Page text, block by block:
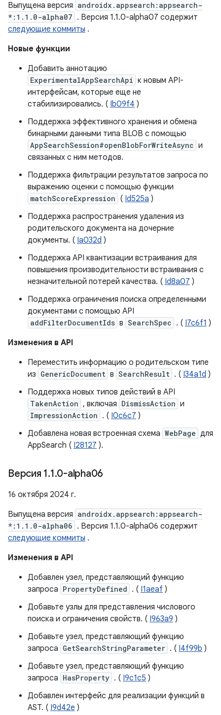
Выпущена версия androidx.appsearch:appsearch-
*:1.1.0-alpha07 . Версия 1.1.0-alpha07 содержит
следующие коммиты .
Новые функции
Добавить аннотацию
ExperimentalAppSearchApi к новым API-
интерфейсам, которые еще не
стабилизировались. ( Ib09f4 )
Поддержка эффективного хранения и обмена
бинарными данными типа BLOB с помощью
AppSearchSession#openBlobForWriteAsync и
связанных с ним методов.
Поддержка фильтрации результатов запроса по
выражению оценки с помощью функции
matchScoreExpression ( Id525a )
Поддержка распространения удаления из
родительского документа на дочерние
документы. ( Ia032d )
Поддержка API квантизации встраивания для
повышения производительности встраивания с
незначительной потерей качества. ( Id8a07 )
Поддержка ограничения поиска определенными
документами с помощью API
addFilterDocumentIds в SearchSpec . ( I7c6f1 )
Изменения в API
Переместить информацию о родительском типе
из GenericDocument в SearchResult . ( I34a1d )
Поддержка новых типов действий в API
TakenAction , включая DismissAction и
ImpressionAction . ( I0c6c7 )
Добавлена ​​новая встроенная схема WebPage для
AppSearch ( I28127 ).
Версия 1.1.0-alpha06
16 октября 2024 г.
Выпущена версия androidx.appsearch:appsearch-
*:1.1.0-alpha06 . Версия 1.1.0-alpha06 содержит
следующие коммиты .
Изменения в API
Добавлен узел, представляющий функцию
запроса PropertyDefined . ( I1aeaf )
Добавьте узлы для представления числового
поиска и ограничения свойств. ( I963a9 )
Добавьте узел, представляющий функцию
запроса GetSearchStringParameter . ( I4f99b )
Добавьте узел, представляющий функцию
запроса HasProperty . ( I9c1c5 )
Добавлен интерфейс для реализации функций в
AST. ( I9d42e )